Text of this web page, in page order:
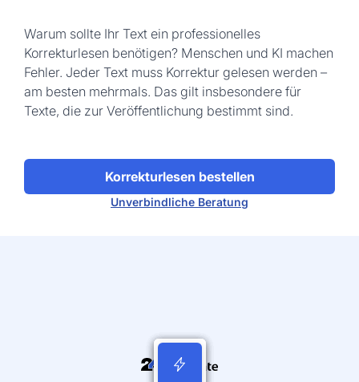
Warum sollte Ihr Text ein professionelles
Korrekturlesen benötigen? Menschen und KI machen
Fehler. Jeder Text muss Korrektur gelesen werden –
am besten mehrmals. Das gilt insbesondere für
Texte, die zur Veröffentlichung bestimmt sind.
Korrekturlesen bestellen
Unverbindliche Beratung